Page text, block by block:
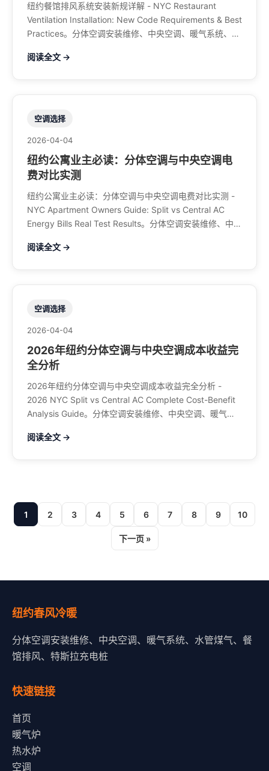
纽约餐馆排风系统安装新规详解 - NYC Restaurant
Ventilation Installation: New Code Requirements & Best
Practices。分体空调安装维修、中央空调、暖气系统、水
8979
阅读全文 →
空调选择
2026-04-04
纽约公寓业主必读：分体空调与中央空调电
费对比实测
纽约公寓业主必读：分体空调与中央空调电费对比实测 -
NYC Apartment Owners Guide: Split vs Central AC
Energy Bills Real Test Results。分体空调安装维修、中央
电话：929-708-8979
阅读全文 →
空调选择
2026-04-04
2026年纽约分体空调与中央空调成本收益完
全分析
2026年纽约分体空调与中央空调成本收益完全分析 -
2026 NYC Split vs Central AC Complete Cost-Benefit
Analysis Guide。分体空调安装维修、中央空调、暖气系
708-8979
阅读全文 →
1 2 3 4 5 6 7 8 9 10
下一页 »
纽约春风冷暖
分体空调安装维修、中央空调、暖气系统、水管煤气、餐
馆排风、特斯拉充电桩
快速链接
首页
暖气炉
热水炉
空调